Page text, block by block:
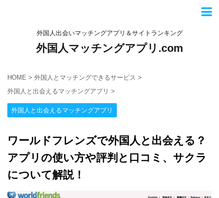
外国人出会いマッチングアプリ＆サイトランキング
外国人マッチングアプリ.com
HOME > 外国人とマッチングできるサービス >
外国人と出会えるマッチングアプリ >
外国人と出会えるマッチングアプリ
ワールドフレンズで外国人と出会える？
アプリの使い方や評判と口コミ、サクラ
について解説！